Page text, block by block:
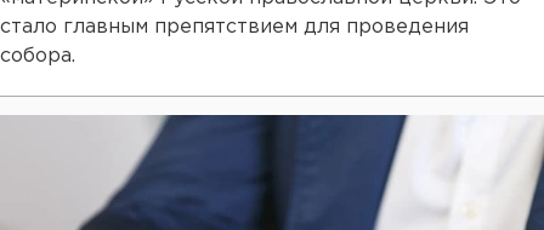
стало главным препятствием для проведения
собора.